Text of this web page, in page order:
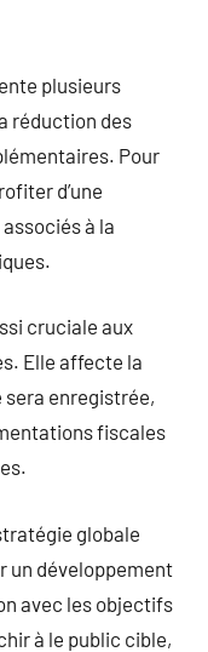
plusieurs
réduction des
Pour
d’une
à la
cruciale aux
Elle affecte la
sera enregistrée,
fiscales
globale
un développement
avec les objectifs
à le public cible,